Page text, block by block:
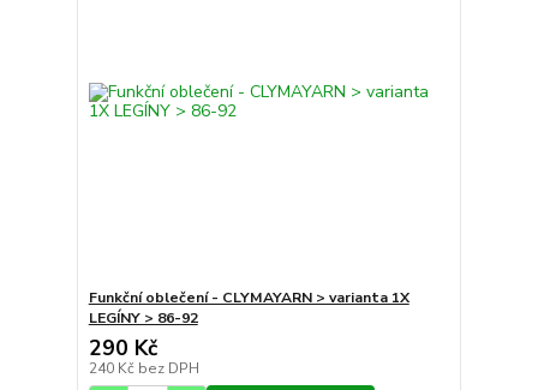
Funkční oblečení - CLYMAYARN > varianta 1X
LEGÍNY > 86-92
290 Kč
240 Kč bez DPH